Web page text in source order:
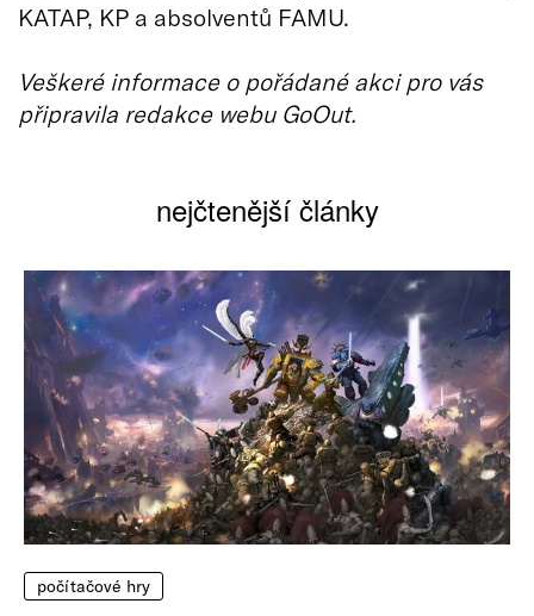
KATAP, KP a absolventů FAMU.
Veškeré informace o pořádané akci pro vás
připravila redakce webu GoOut.
nejčtenější články
počítačové hry